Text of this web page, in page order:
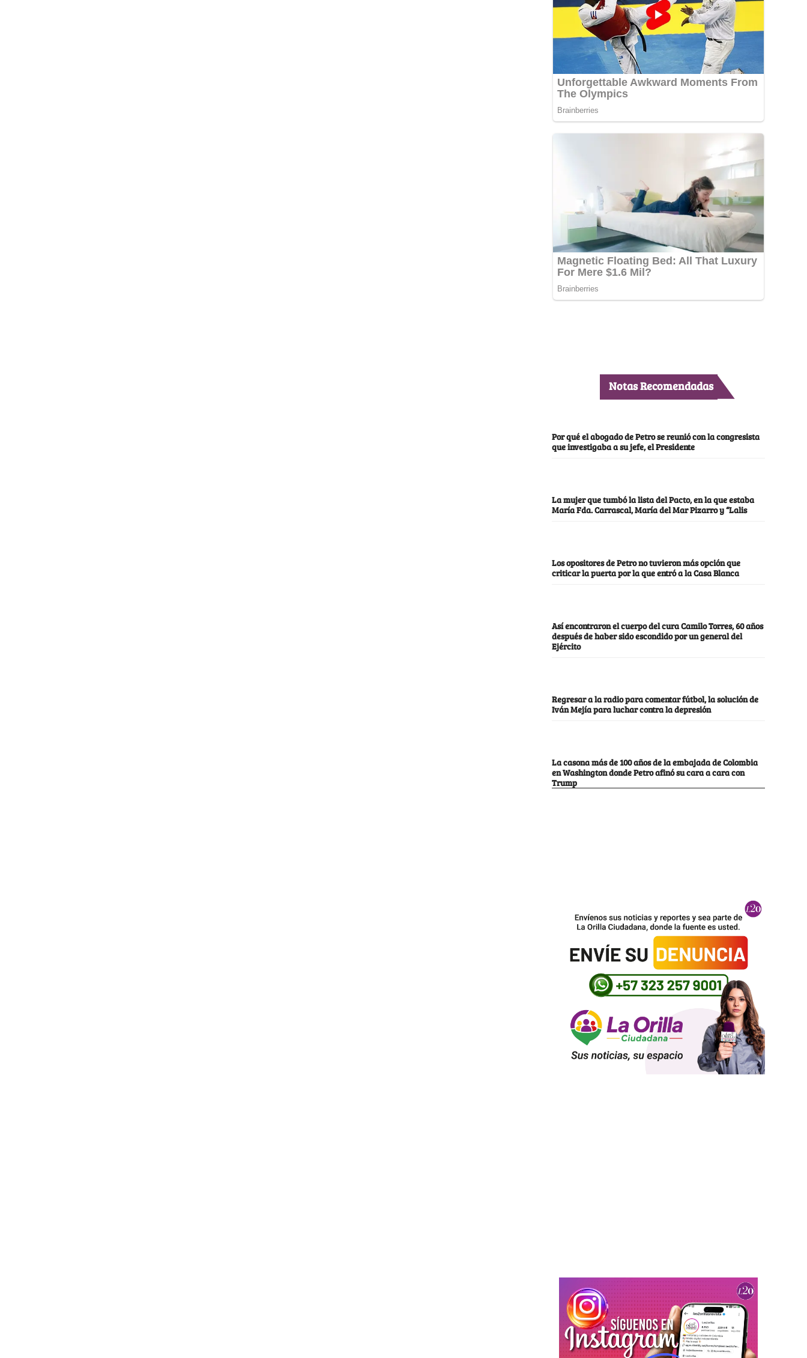
Notas Recomendadas
Por qué el abogado de Petro se reunió con la congresista
que investigaba a su jefe, el Presidente
La mujer que tumbó la lista del Pacto, en la que estaba
María Fda. Carrascal, María del Mar Pizarro y “Lalis
Los opositores de Petro no tuvieron más opción que
criticar la puerta por la que entró a la Casa Blanca
Así encontraron el cuerpo del cura Camilo Torres, 60 años
después de haber sido escondido por un general del
Ejército
Regresar a la radio para comentar fútbol, la solución de
Iván Mejía para luchar contra la depresión
La casona más de 100 años de la embajada de Colombia
en Washington donde Petro afinó su cara a cara con
Trump